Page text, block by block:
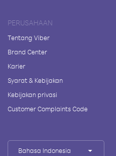
PERUSAHAAN
Tentang Viber
Brand Center
Karier
Syarat & Kebijakan
Kebijakan privasi
Customer Complaints Code
Bahasa Indonesia